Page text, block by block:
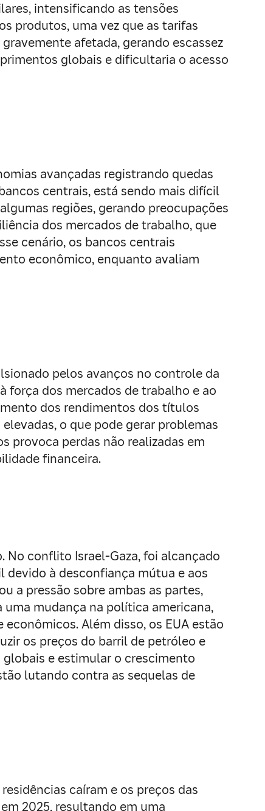
intensificando as tensões
produtos, uma vez que as tarifas
afetada, gerando escassez
globais e dificultaria o acesso
avançadas registrando quedas
centrais, está sendo mais difícil
regiões, gerando preocupações
dos mercados de trabalho, que
cenário, os bancos centrais
econômico, enquanto avaliam
pelos avanços no controle da
força dos mercados de trabalho e ao
dos rendimentos dos títulos
o que pode gerar problemas
provoca perdas não realizadas em
financeira.
conflito Israel-Gaza, foi alcançado
devido à desconfiança mútua e aos
a pressão sobre ambas as partes,
uma mudança na política americana,
Além disso, os EUA estão
os preços do barril de petróleo e
e estimular o crescimento
lutando contra as sequelas de
caíram e os preços das
2025, resultando em uma